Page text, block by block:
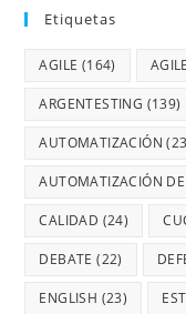
Etiquetas
AGILE (164)
ARGENTESTING (139)
AUTOMATIZACIÓN
AUTOMATIZACIÓN DE
CALIDAD (24)
DEBATE (22)
ENGLISH (23)